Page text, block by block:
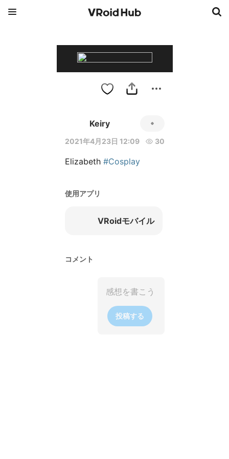
Keiry
2021年4月23日 12:09 30
Elizabeth #Cosplay
使用アプリ
VRoidモバイル
コメント
投稿する